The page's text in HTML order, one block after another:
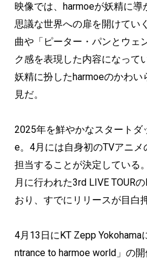
映像では、harmoeが妖精に
思議な世界への扉を開けてい
曲や「ピーター・パンとウェ
ク感を表現した内容になって
妖精に扮したharmoeのかわ
見だ。
2025年を鮮やかなスタートダ
e。4月には自身初のTVアニ
担当することが決定している
月に行われた3rd LIVE TOUR
おり、すでにリリースが目白
4月13日にKT Zepp
ntrance to harmoe world」の